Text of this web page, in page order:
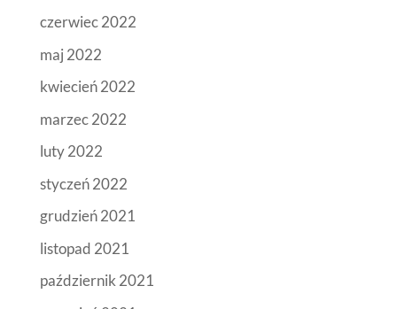
czerwiec 2022
maj 2022
kwiecień 2022
marzec 2022
luty 2022
styczeń 2022
grudzień 2021
listopad 2021
październik 2021